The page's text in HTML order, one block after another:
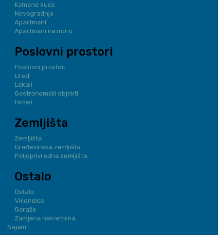
Kamene kuće
Novogradnja
Apartmani
Apartmani na moru
Poslovni prostori
Poslovni prostori
Uredi
Lokali
Gastronomski objekti
Hoteli
Zemljišta
Zemljišta
Građevinska zemljišta
Poljoprivredna zemljišta
Ostalo
Ostalo
Vikendice
Garaže
Zamjena nekretnina
Najam